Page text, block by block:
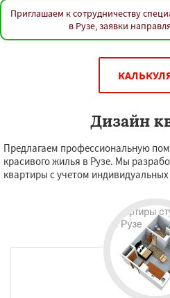
Приглашаем к сотрудничеству
в Рузе, заявки
Дизайн
Предлагаем профессиональную
красивого жилья в Рузе. Мы
квартиры с учетом